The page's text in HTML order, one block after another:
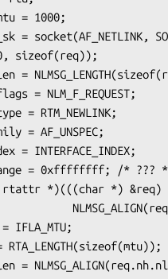
= 1000;
socket(AF_NETLINK,
0, sizeof(req));
=
= NLM_F_REQUEST;
= RTM_NEWLINK;
= AF_UNSPEC;
INTERFACE_INDEX;
= 0xffffffff; /* ???
*)(((char *) &req)
IFLA_MTU;
=